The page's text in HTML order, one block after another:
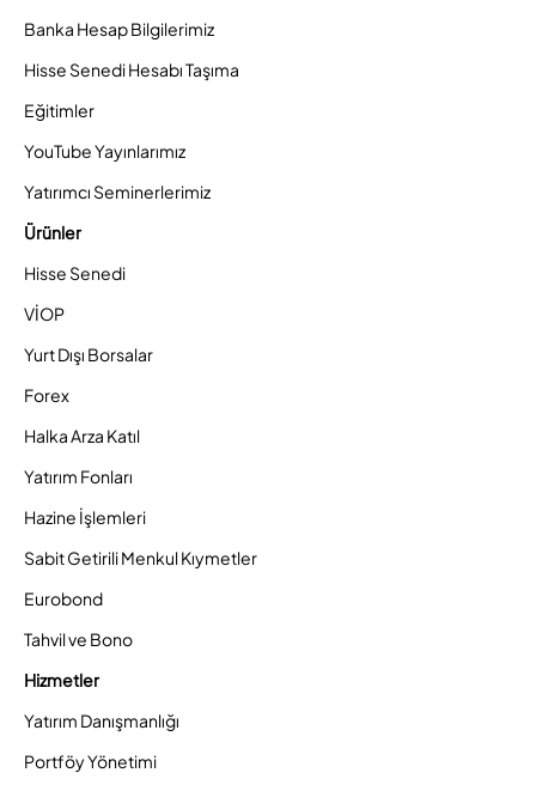
Banka Hesap Bilgilerimiz
Hisse Senedi Hesabı Taşıma
Eğitimler
YouTube Yayınlarımız
Yatırımcı Seminerlerimiz
Ürünler
Hisse Senedi
VİOP
Yurt Dışı Borsalar
Forex
Halka Arza Katıl
Yatırım Fonları
Hazine İşlemleri
Sabit Getirili Menkul Kıymetler
Eurobond
Tahvil ve Bono
Hizmetler
Yatırım Danışmanlığı
Portföy Yönetimi